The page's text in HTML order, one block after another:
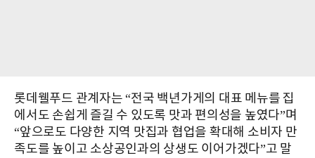
롯데웰푸드 관계자는 “전국 백년가게의 대표 메뉴를 집
에서도 손쉽게 즐길 수 있도록 맛과 편의성을 높였다”며
“앞으로도 다양한 지역 맛집과 협업을 확대해 소비자 만
족도를 높이고 소상공인과의 상생도 이어가겠다”고 말